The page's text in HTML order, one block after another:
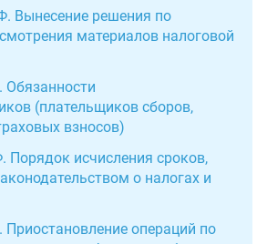
Вынесение решения по
материалов налоговой
(плательщиков сборов,
взносов)
Порядок исчисления сроков,
о налогах и
операций по